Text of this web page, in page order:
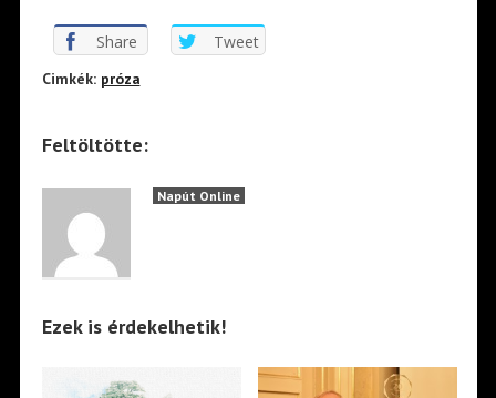
Share Tweet
Cimkék: próza
Feltöltötte:
Napút Online
Ezek is érdekelhetik!